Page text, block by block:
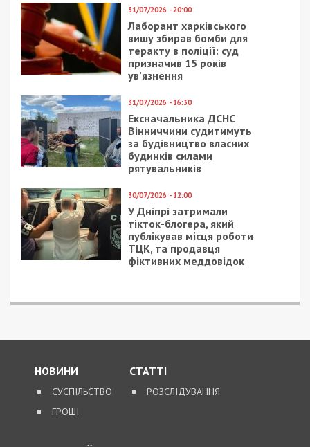
31/07/2026 - 20:00
Лаборант харківського
вишу збирав бомби для
теракту в поліції: суд
призначив 15 років
ув’язнення
31/07/2026 - 16:30
Ексначальника ДСНС
Вінниччини судитимуть
за будівництво власних
будинків силами
рятувальників
30/07/2026 - 12:00
У Дніпрі затримали
тікток-блогера, який
публікував місця роботи
ТЦК, та продавця
фіктивних меддовідок
НОВИНИ
СУСПІЛЬСТВО
ГРОШІ
СТАТТІ
РОЗСЛІДУВАННЯ